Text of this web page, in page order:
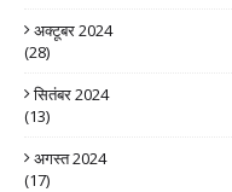
अक्टूबर 2024
(28)
सितंबर 2024
(13)
अगस्त 2024
(17)